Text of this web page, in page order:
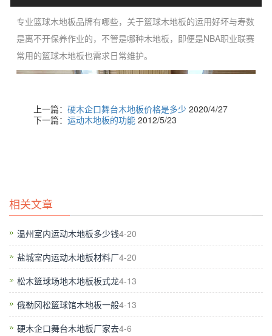
专业篮球木地板品牌有哪些，关于篮球木地板的运用好坏与寿数
是离不开保养作业的，不管是哪种木地板，即便是NBA职业联赛
常用的篮球木地板也需求日常维护。
1、开出制品篮球木地板的长度宽度，定尺；第2次烘干，规划出
和地板设备地共同的含水率，平衡水分。2、再次砂光后转入UV
漆出产线；淋幕靠前道底漆、砂光淋幕第二道底漆、砂光淋幕第
三道底漆、砂光淋幕第四道底漆。砂光淋幕靠前道面漆耐磨防滑
漆、砂光淋幕第二道面漆耐磨防滑漆。3、将原木锯切成地板坯
料；由于篮球木地板多为指接地板，所以要制作成平等厚度，平
等宽度，篮球木地板坯料烘干，在大型烘干窑内烘干半个月。使
上一篇： 硬木企口舞台木地板价格是多少 2020/4/27
下一篇： 运动木地板的功能 2012/5/23
相关文章
温州室内运动木地板多少钱4-20
盐城室内运动木地板材料厂4-20
松木篮球场地木地板板式龙4-13
俄勒冈松篮球馆木地板一般4-13
硬木企口舞台木地板厂家去4-6